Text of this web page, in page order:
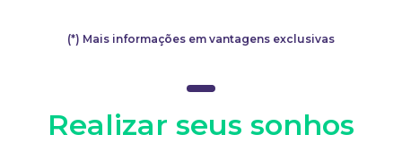
(*) Mais informações em vantagens exclusivas
Realizar seus sonhos